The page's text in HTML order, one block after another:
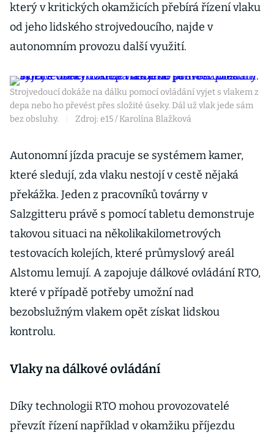
který v kritických okamžicích přebírá řízení vlaku
od jeho lidského strojvedoucího, najde v
autonomním provozu další využití.
Strojvedoucí dokáže na dálku pomocí ovládání vyjet s vlakem z
depa nebo ho převést přes složité úseky. Dál už vlak jede sám
bez obsluhy.
Zdroj: e15 / Karolína Blažková
Autonomní jízda pracuje se systémem kamer,
které sledují, zda vlaku nestojí v cestě nějaká
překážka. Jeden z pracovníků továrny v
Salzgitteru právě s pomocí tabletu demonstruje
takovou situaci na několikakilometrových
testovacích kolejích, které průmyslový areál
Alstomu lemují. A zapojuje dálkové ovládání RTO,
které v případě potřeby umožní nad
bezobslužným vlakem opět získat lidskou
kontrolu.
Vlaky na dálkové ovládání
Díky technologii RTO mohou provozovatelé
převzít řízení například v okamžiku příjezdu